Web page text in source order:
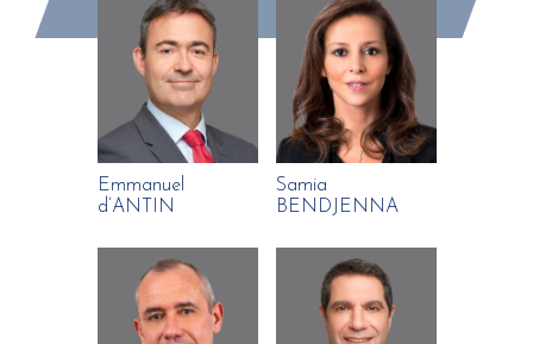
Emmanuel
d’ANTIN
Samia
BENDJENNA